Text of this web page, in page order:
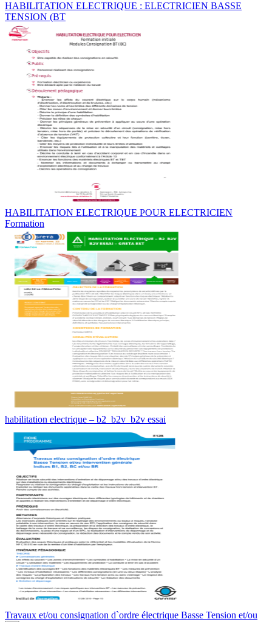
HABILITATION ELECTRIQUE : ELECTRICIEN BASSE
TENSION (BT
HABILITATION ELECTRIQUE POUR ELECTRICIEN
Formation
habilitation electrique – b2 ​ b2v ​ b2v essai
Travaux et/ou consignation d`ordre électrique Basse Tension et/ou